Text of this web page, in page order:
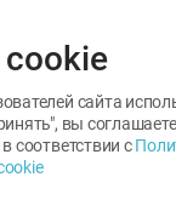
сайта
вы
соответствии с